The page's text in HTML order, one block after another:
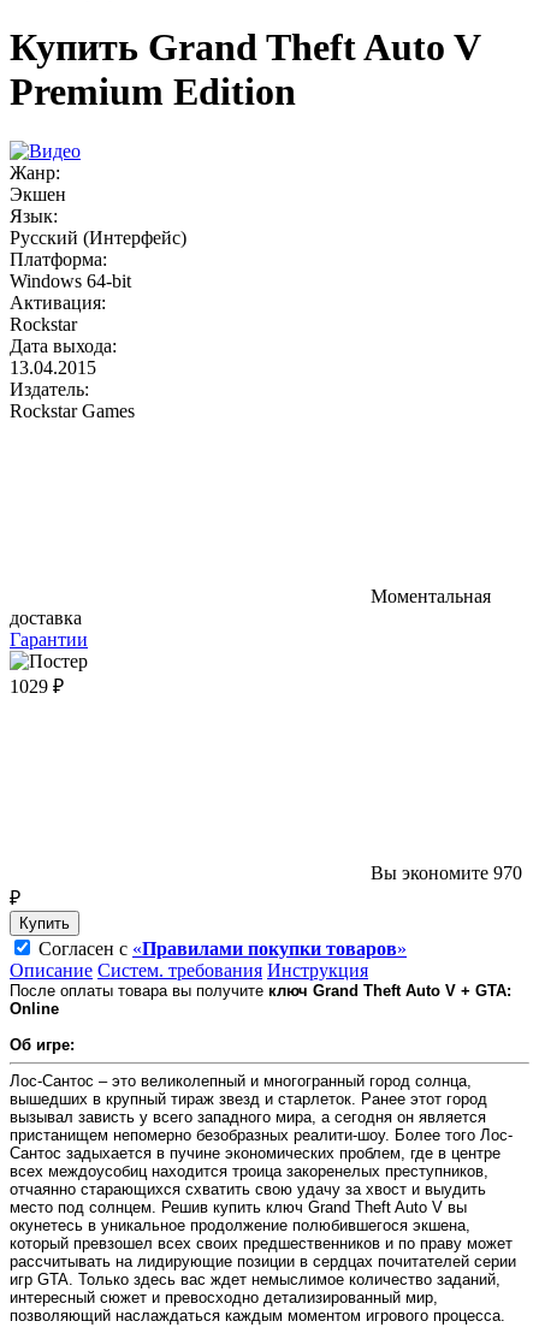
Купить Grand Theft Auto V
Premium Edition
Жанр:
Экшен
Язык:
Русский (Интерфейс)
Платформа:
Windows 64-bit
Активация:
Rockstar
Дата выхода:
13.04.2015
Издатель:
Rockstar Games
Моментальная
доставка
Гарантии
1029 ₽
Вы экономите 970
₽
Купить
Согласен с «Правилами покупки товаров»
Описание Систем. требования Инструкция
После оплаты товара вы получите ключ Grand Theft Auto V + GTA:
Online
Об игре:
Лос-Сантос – это великолепный и многогранный город солнца,
вышедших в крупный тираж звезд и старлеток. Ранее этот город
вызывал зависть у всего западного мира, а сегодня он является
пристанищем непомерно безобразных реалити-шоу. Более того Лос-
Сантос задыхается в пучине экономических проблем, где в центре
всех междоусобиц находится троица закоренелых преступников,
отчаянно старающихся схватить свою удачу за хвост и выудить
место под солнцем. Решив купить ключ Grand Theft Auto V вы
окунетесь в уникальное продолжение полюбившегося экшена,
который превзошел всех своих предшественников и по праву может
рассчитывать на лидирующие позиции в сердцах почитателей серии
игр GTA. Только здесь вас ждет немыслимое количество заданий,
интересный сюжет и превосходно детализированный мир,
позволяющий наслаждаться каждым моментом игрового процесса.